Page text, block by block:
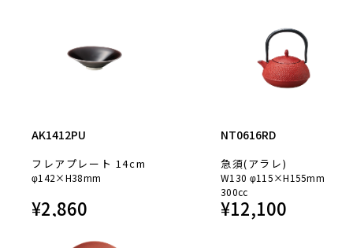
AK1412PU
フレアプレート 14cm
φ142×H38mm
¥2,860
NT0616RD
急須(アラレ)
W130 φ115×H155mm
300cc
¥12,100